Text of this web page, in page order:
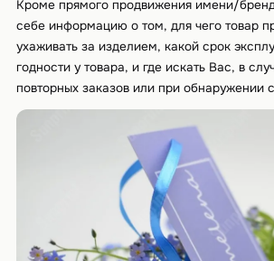
Кроме прямого продвижения имени/
себе информацию о том, для чего товар
ухаживать за изделием, какой срок
годности у товара, и где искать Вас, в
повторных заказов или при обнаружении